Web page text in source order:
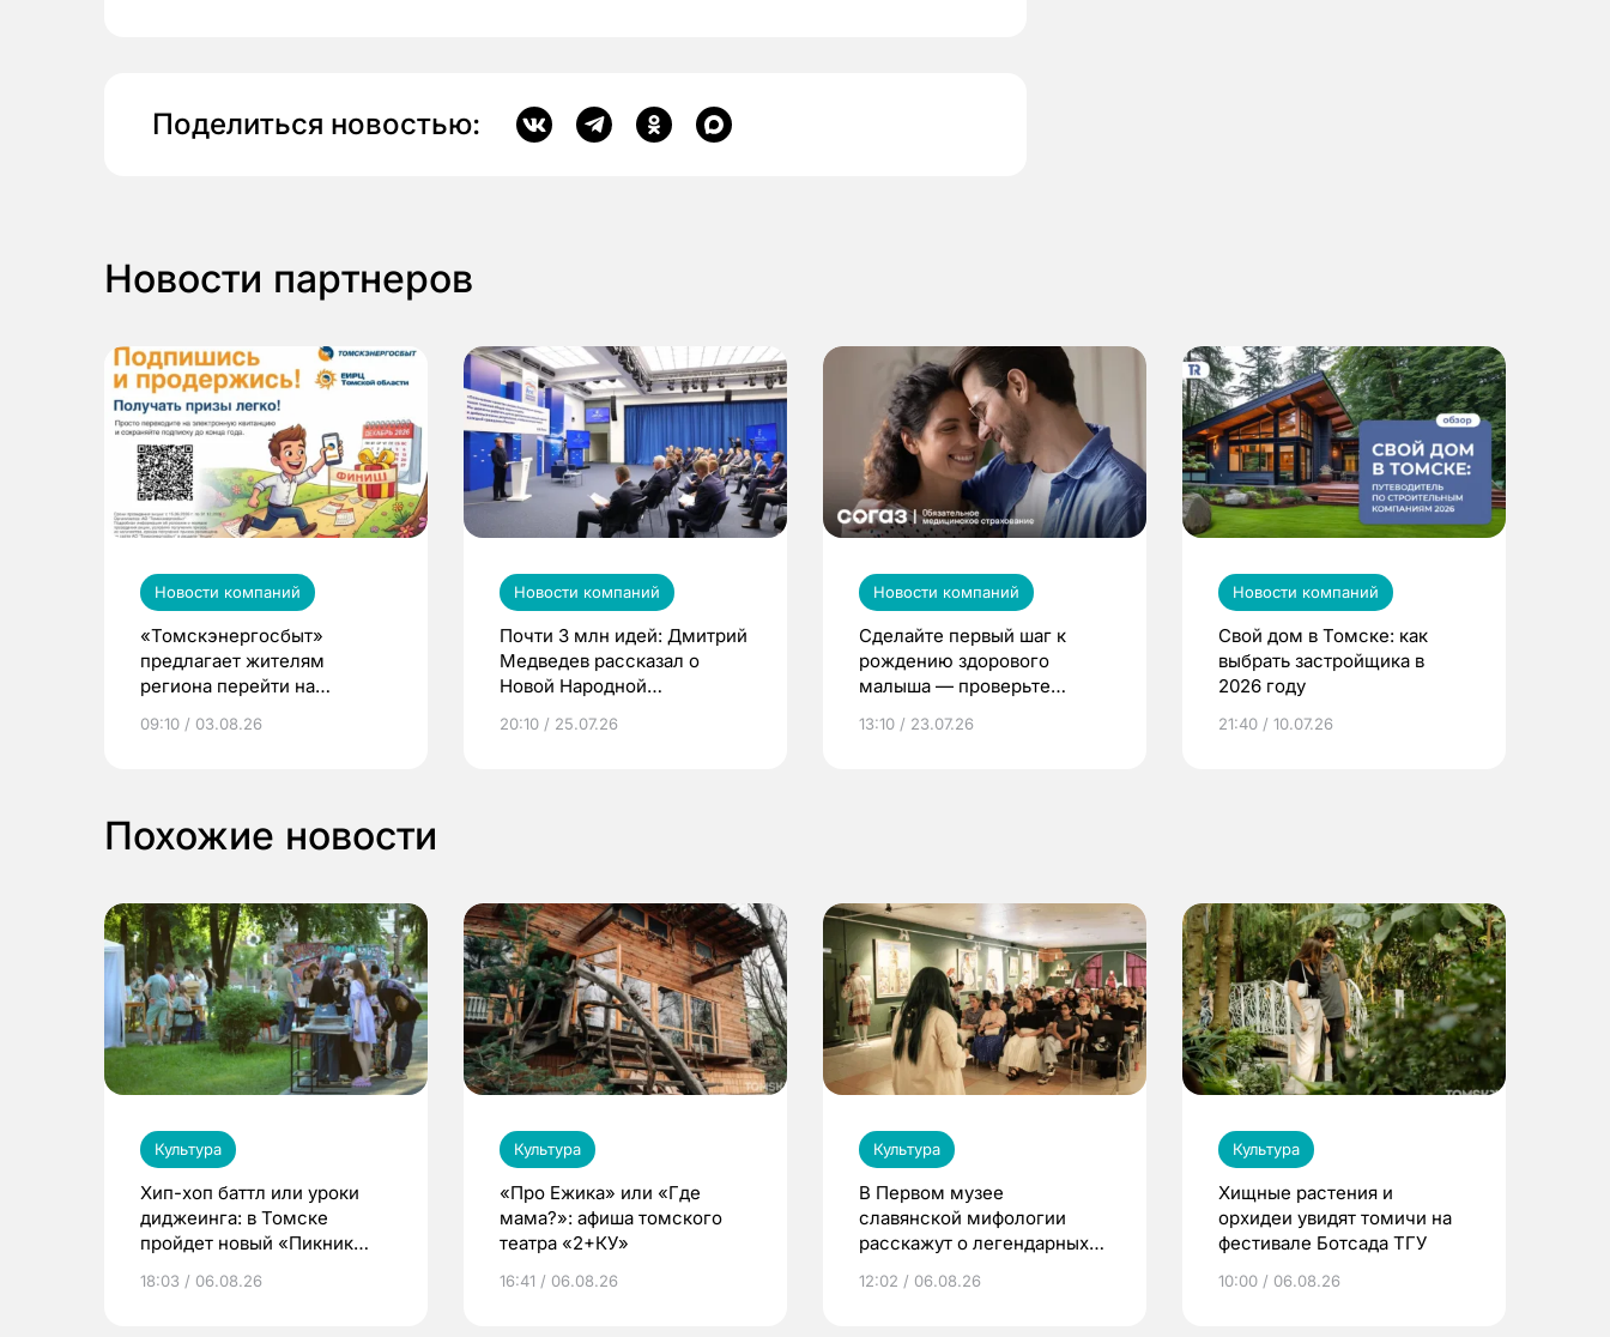
Поделиться новостью:
Новости партнеров
Новости компаний
«Томскэнергосбыт»
предлагает жителям
региона перейти на
выиграть призы
09:10 / 03.08.26
Новости компаний
Почти 3 млн идей: Дмитрий
Медведев рассказал о
Новой Народной
20:10 / 25.07.26
Новости компаний
Сделайте первый шаг к
рождению здорового
малыша — проверьте
по ОМС!
13:10 / 23.07.26
Новости компаний
Свой дом в Томске: как
выбрать застройщика в
2026 году
21:40 / 10.07.26
Похожие новости
Культура
Хип-хоп баттл или уроки
диджеинга: в Томске
пройдет новый «Пикник
18:03 / 06.08.26
Культура
«Про Ежика» или «Где
мама?»: афиша томского
театра «2+КУ»
16:41 / 06.08.26
Культура
В Первом музее
славянской мифологии
расскажут о легендарных
12:02 / 06.08.26
Культура
Хищные растения и
орхидеи увидят томичи на
фестивале Ботсада ТГУ
10:00 / 06.08.26